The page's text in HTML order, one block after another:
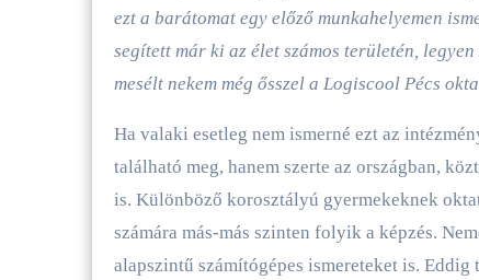
ezt a barátomat egy előző munkahelyemen
segített már ki az élet számos területén,
mesélt nekem még ősszel a Logiscool Pécs
Ha valaki esetleg nem ismerné ezt az
található meg, hanem szerte az országban,
is. Különböző korosztályú gyermekeknek
számára más-más szinten folyik a képzés.
alapszintű számítógépes ismereteket is.